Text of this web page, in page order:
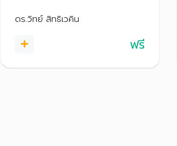
ข้อดีและข้อควรระวัง พร้อมทั้งแชร์
อย่างไรให้ประสบความสำเร็จ รวมถึง
อาชีพฟรีแลนซ์
ดร.วิทย์ สิทธิเวคิน
ฟรี